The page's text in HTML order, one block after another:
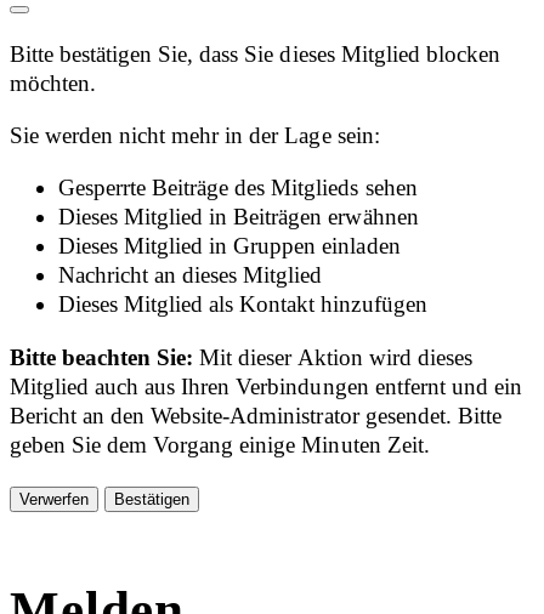
Bitte bestätigen Sie, dass Sie dieses Mitglied blocken
möchten.
Sie werden nicht mehr in der Lage sein:
Gesperrte Beiträge des Mitglieds sehen
Dieses Mitglied in Beiträgen erwähnen
Dieses Mitglied in Gruppen einladen
Nachricht an dieses Mitglied
Dieses Mitglied als Kontakt hinzufügen
Bitte beachten Sie:Mit dieser Aktion wird dieses
Mitglied auch aus Ihren Verbindungen entfernt und ein
Bericht an den Website-Administrator gesendet. Bitte
geben Sie dem Vorgang einige Minuten Zeit.
Bestätigen